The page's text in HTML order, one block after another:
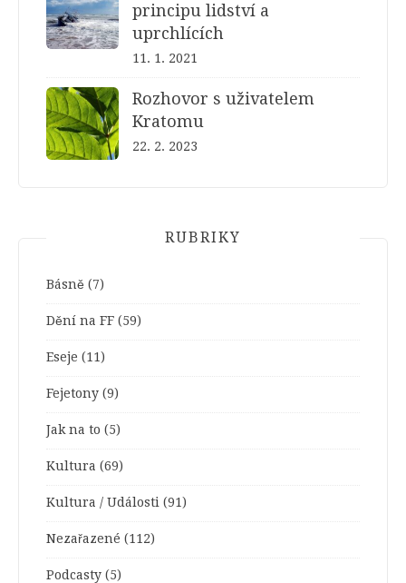
principu lidství a
uprchlících
11. 1. 2021
Rozhovor s uživatelem
Kratomu
22. 2. 2023
RUBRIKY
Básně (7)
Dění na FF (59)
Eseje (11)
Fejetony (9)
Jak na to (5)
Kultura (69)
Kultura / Události (91)
Nezařazené (112)
Podcasty (5)